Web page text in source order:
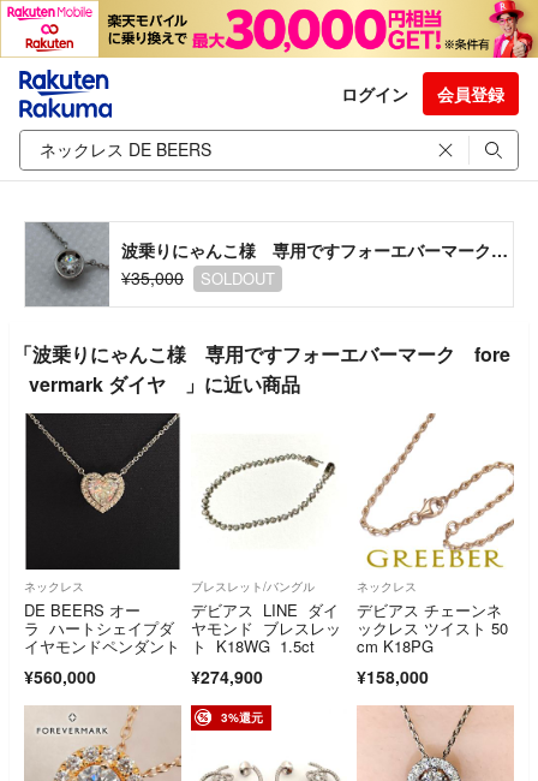
ログイン 会員登録
波乗りにゃんこ様 専用ですフォーエバーマーク forevermark ダイヤ
¥35,000
SOLDOUT
「波乗りにゃんこ様 専用ですフォーエバーマーク fore
vermark ダイヤ 」に近い商品
ネックレス
DE BEERS オー
ラ ハートシェイプダ
イヤモンドペンダント
¥560,000
ブレスレット/バングル
デビアス LINE ダイ
ヤモンド ブレスレッ
ト K18WG 1.5ct
¥274,900
ネックレス
デビアス チェーンネ
ックレス ツイスト 50
cm K18PG
¥158,000
3%還元